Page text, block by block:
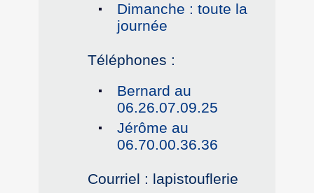
Dimanche : toute la
journée
Téléphones :
Bernard au
06.26.07.09.25
Jérôme au
06.70.00.36.36
Courriel : lapistouflerie